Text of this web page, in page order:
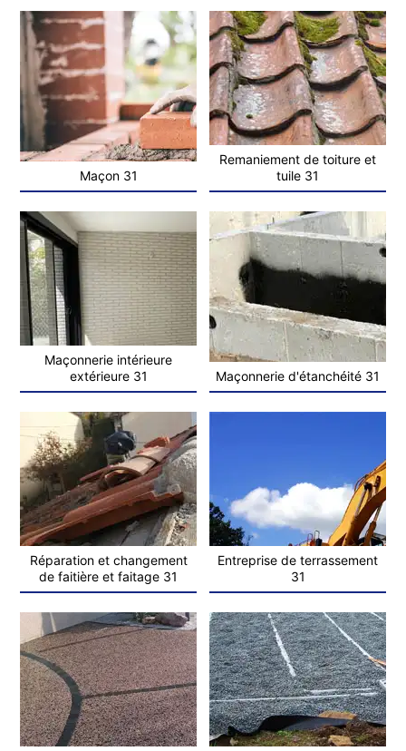
Maçon 31
Remaniement de toiture et
tuile 31
Maçonnerie intérieure
extérieure 31
Maçonnerie d'étanchéité 31
Réparation et changement
de faitière et faitage 31
Entreprise de terrassement
31